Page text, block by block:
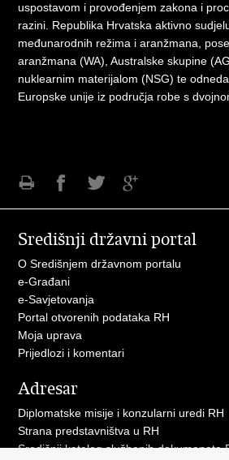
uspostavom i provođenjem zakona i
razini. Republika Hrvatska aktivno
međunarodnih režima i aranžmana,
aranžmana (WA), Australske skupine
nuklearnim materijalom (NSG) te
Europske unije iz područja robe s
FacebookuTwitteruGoogle
Središnji državni portal
O Središnjem državnom portalu
e-Građani
e-Savjetovanja
Portal otvorenih podataka RH
Moja uprava
Prijedlozi i komentari
Adresar
Diplomatske misije i konzularni uredi RH
Strana predstavništva u RH
Središnji katalog službenih dokumenata